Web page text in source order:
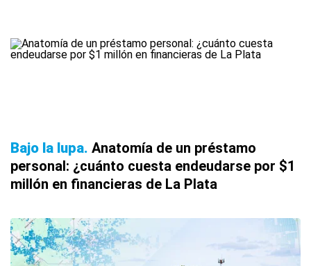
Bajo la lupa Anatomía de un préstamo
personal: ¿cuánto cuesta endeudarse por $1
millón en financieras de La Plata